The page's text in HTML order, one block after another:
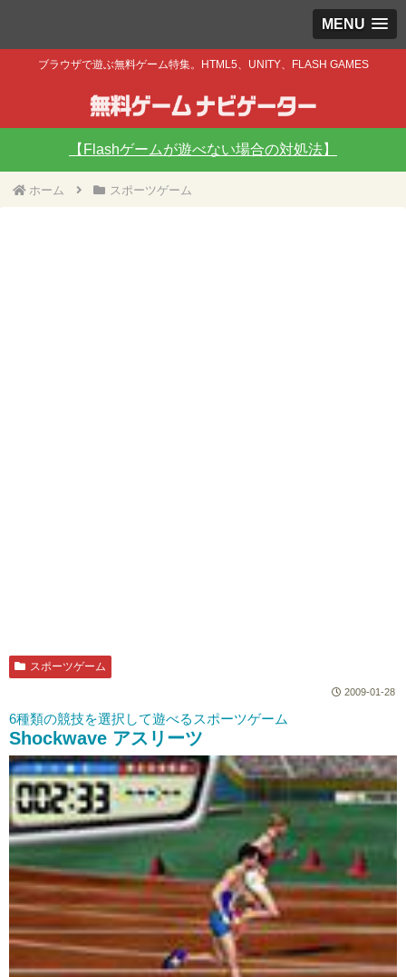
MENU
ブラウザで遊ぶ無料ゲーム特集。HTML5、UNITY、FLASH GAMES
【Flashゲームが遊べない場合の対処法】
ホーム スポーツゲーム
スポーツゲーム
2009-01-28
6種類の競技を選択して遊べるスポーツゲーム
Shockwave アスリーツ